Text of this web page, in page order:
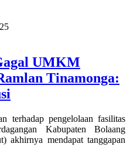
UMKM
Tinamonga:
terhadap pengelolaan fasilitas
Kabupaten Bolaang
akhirnya mendapat tanggapan